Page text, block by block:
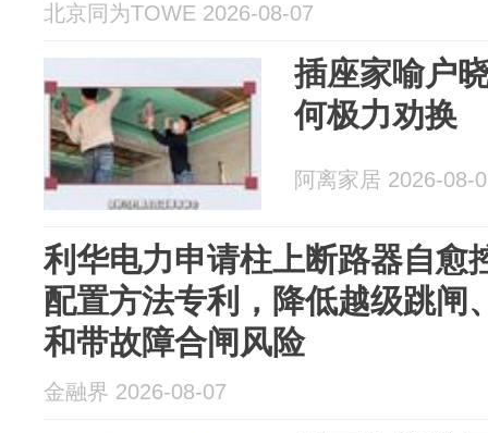
北京同为TOWE 2026-08-07
插座家喻户
何极力劝换
阿离家居 2026-08-
利华电力申请柱上断路器自愈
配置方法专利，降低越级跳闸
和带故障合闸风险
金融界 2026-08-07